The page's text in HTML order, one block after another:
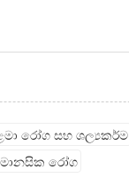
රෝග සහ ශල්‍යකර්ම
මානසික රෝග